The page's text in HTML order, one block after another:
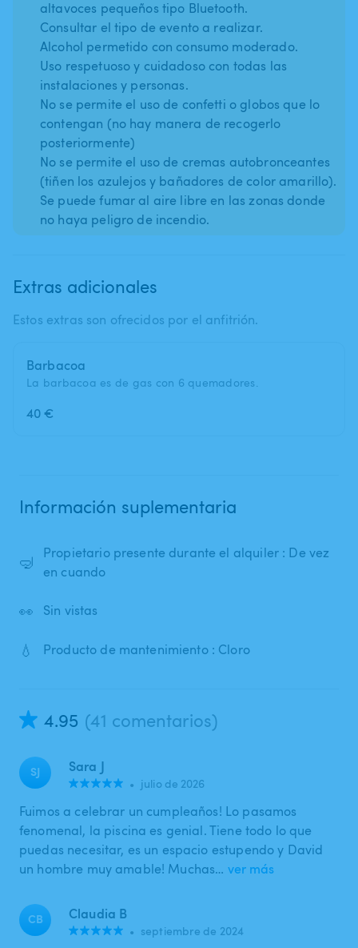
altavoces pequeños tipo Bluetooth.
Consultar el tipo de evento a realizar.
Alcohol permetido con consumo moderado.
Uso respetuoso y cuidadoso con todas las
instalaciones y personas.
No se permite el uso de confetti o globos que lo
contengan (no hay manera de recogerlo
posteriormente)
No se permite el uso de cremas autobronceantes
(tiñen los azulejos y bañadores de color amarillo).
Se puede fumar al aire libre en las zonas donde
no haya peligro de incendio.
Extras adicionales
Estos extras son ofrecidos por el anfitrión.
Barbacoa
La barbacoa es de gas con 6 quemadores.
40 €
Información suplementaria
🤿
Propietario presente durante el alquiler : De vez
en cuando
👀 Sin vistas
💧 Producto de mantenimiento : Cloro
4.95 (41 comentarios)
SJ Sara J
• julio de 2026
Fuimos a celebrar un cumpleaños! Lo pasamos
fenomenal, la piscina es genial. Tiene todo lo que
puedas necesitar, es un espacio estupendo y David
un hombre muy amable! Muchas… ver más
CB Claudia B
• septiembre de 2024